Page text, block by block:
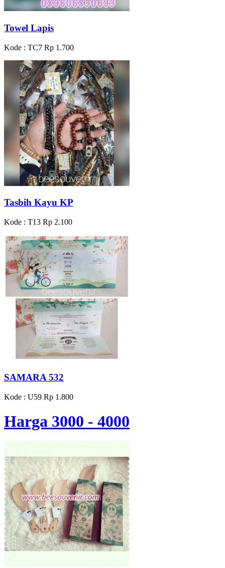
Towel Lapis
Kode : TC7 Rp 1.700
Tasbih Kayu KP
Kode : T13 Rp 2.100
SAMARA 532
Kode : U59 Rp 1.800
Harga 3000 - 4000